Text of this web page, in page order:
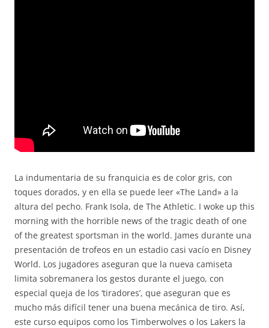
La indumentaria de su franquicia es de color gris, con
toques dorados, y en ella se puede leer «The Land» a la
altura del pecho. Frank Isola, de The Athletic. I woke up this
morning with the horrible news of the tragic death of one
of the greatest sportsman in the world. James durante una
presentación de trofeos en un estadio casi vacío en Disney
World. Los jugadores aseguran que la nueva camiseta
limita sobremanera los gestos durante el juego, con
especial queja de los ‘tiradores’, que aseguran que es
mucho más difícil tener una buena mecánica de tiro. Así,
este curso equipos como los Timberwolves o los Lakers la